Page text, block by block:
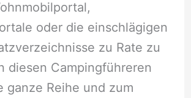
oder die einschlägigen
zu Rate zu
diesen Campingführeren
ganze Reihe und zum